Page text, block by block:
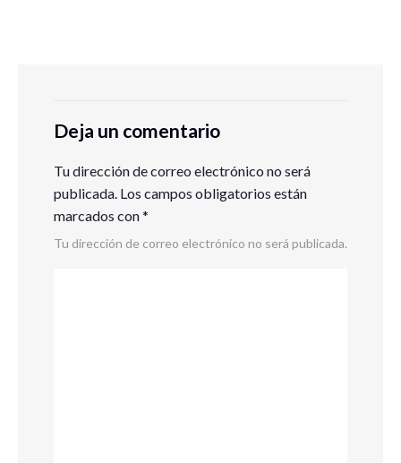
Deja un comentario
Tu dirección de correo electrónico no será
publicada. Los campos obligatorios están
marcados con*
Tu dirección de correo electrónico no será publicada.